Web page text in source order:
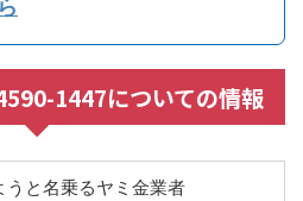
1447についての情報
うと名乗るヤミ金業者